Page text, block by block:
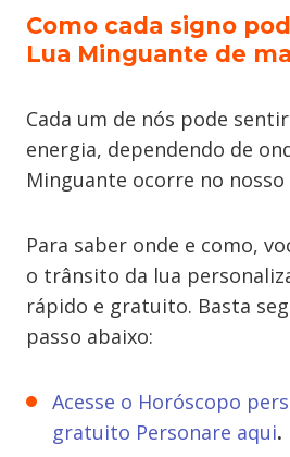
Como cada signo
Lua Minguante de
Cada um de nós pode
energia, dependendo de
Minguante ocorre no
Para saber onde e como,
o trânsito da lua
rápido e gratuito. Basta
passo abaixo:
Acesse o Horóscopo
gratuito Personare aqui.